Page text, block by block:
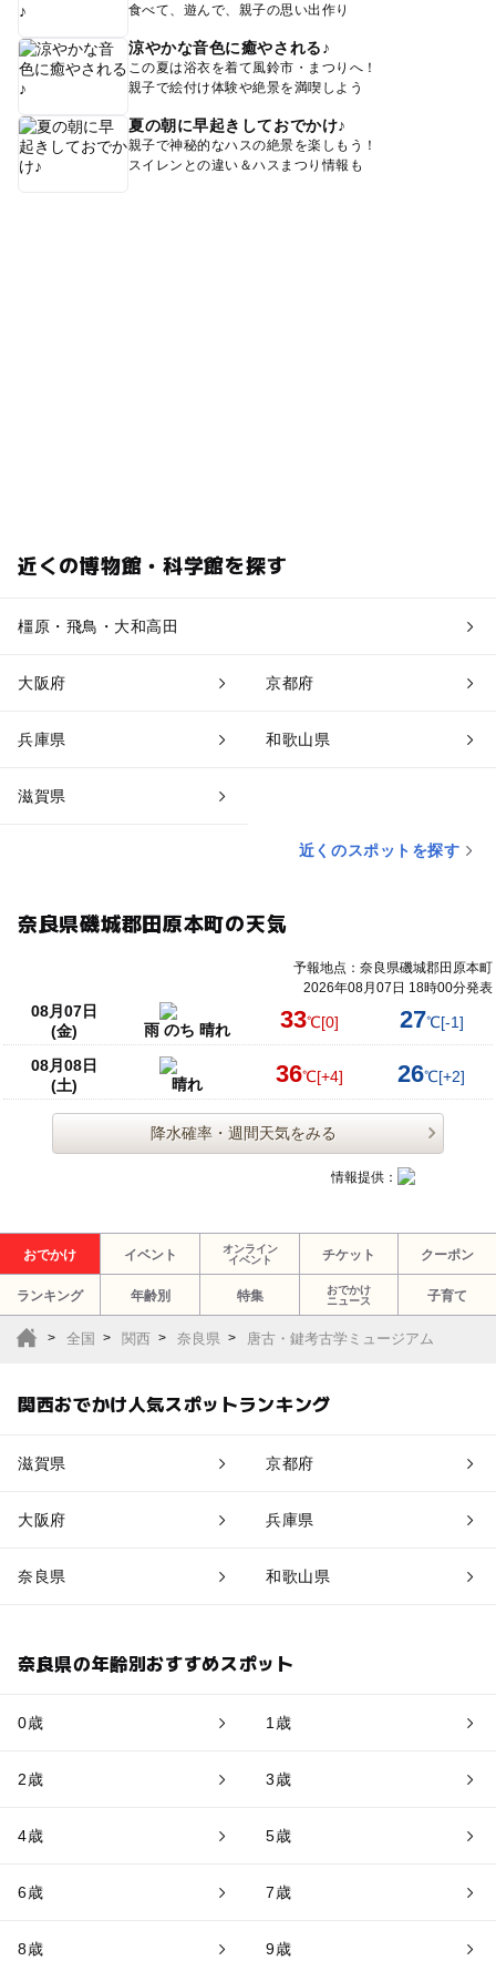
食べて、遊んで、親子の思い出作り
涼やかな音色に癒やされる♪
この夏は浴衣を着て風鈴市・まつりへ！
親子で絵付け体験や絶景を満喫しよう
夏の朝に早起きしておでかけ♪
親子で神秘的なハスの絶景を楽しもう！
スイレンとの違い＆ハスまつり情報も
近くの博物館・科学館を探す
橿原・飛鳥・大和高田
大阪府 京都府
兵庫県 和歌山県
滋賀県
近くのスポットを探す
奈良県磯城郡田原本町の天気
予報地点：奈良県磯城郡田原本町
2026年08月07日 18時00分発表
08月07日
(金)
雨 のち 晴れ 33℃[0] 27℃[-1]
08月08日
(土)
晴れ 36℃[+4] 26℃[+2]
降水確率・週間天気をみる
情報提供：
おでかけ イベント
オンライン
イベント
チケット クーポン
ランキング 年齢別 特集
おでかけ
ニュース
子育て
全国 関西 奈良県 唐古・鍵考古学ミュージアム
関西おでかけ人気スポットランキング
滋賀県 京都府
大阪府 兵庫県
奈良県 和歌山県
奈良県の年齢別おすすめスポット
0歳 1歳
2歳 3歳
4歳 5歳
6歳 7歳
8歳 9歳